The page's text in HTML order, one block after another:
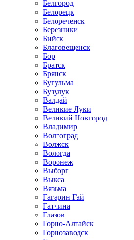
Белгород
Белорецк
Белореченск
Березники
Бийск
Благовещенск
Бор
Братск
Брянск
Бугульма
Бузулук
Валдай
Великие Луки
Великий Новгород
Владимир
Волгоград
Волжск
Вологда
Воронеж
Выборг
Выкса
Вязьма
Гагарин Гай
Гатчина
Глазов
Горно-Алтайск
Горнозаводск